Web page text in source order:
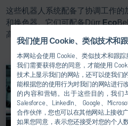
我们使用 Cookie、类似技术和
本网站会使用 Cookie、类似技术和跟踪
我们需要获得您的同意，才能使用
技术上显示我们的网站，还可以使我们
能根据您的使用行为对我们的网站进行
的内容和营销。出于这些目的，我们
Salesforce、LinkedIn、 Google、
合作伙伴，您也可以在其他网站上接收广
如果您同意，表示您还接受对您的个人
这些机器人系统配备了协调工作的
和换色器。它们可配备Dürr Eco
高速旋转雾化装置。